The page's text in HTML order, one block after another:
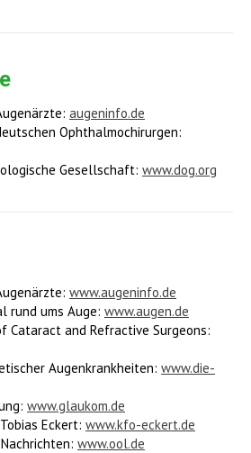
augeninfo.de
Ophthalmochirurgen:
Gesellschaft: www.dog.org
www.augeninfo.de
rund ums Auge: www.augen.de
Cataract and Refractive Surgeons:
Augenkrankheiten: www.die-
www.glaukom.de
Eckert: www.kfo-eckert.de
www.ool.de